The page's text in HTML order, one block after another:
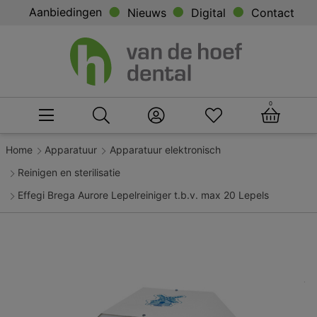
Aanbiedingen Nieuws Digital Contact
0
Home Apparatuur
Apparatuur elektronisch
Reinigen en sterilisatie
Effegi Brega Aurore Lepelreiniger t.b.v. max 20 Lepels